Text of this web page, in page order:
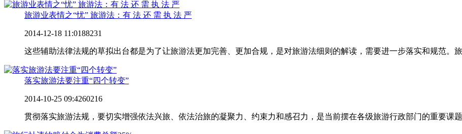
旅游业表情之“忧” 旅游法：有 法 还 需 执 法 严
2014-12-18 11:0188231
这些辅助法律法规的草拟出台都是为了让旅游法更加完善、更加合规，是对旅游法细则的解读，需要进一步落实和规范。
落实旅游法要注重“四个转变”
2014-10-25 09:4260216
贯彻落实旅游法规，要切实增强依法兴旅、依法治旅的凝聚力、约束力和感召力，是当前摆在各级旅游行政部门的重要课题